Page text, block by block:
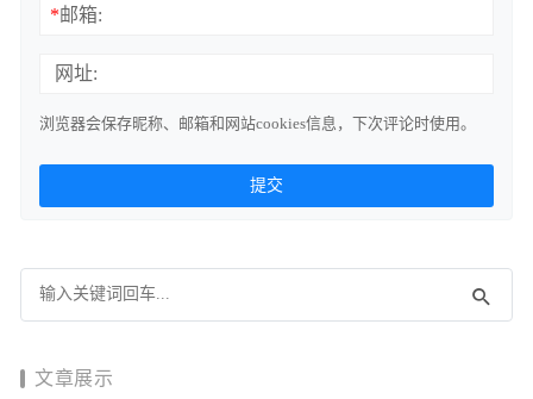
*邮箱:
网址:
浏览器会保存昵称、邮箱和网站cookies信息，下次评论时使用。
文章展示